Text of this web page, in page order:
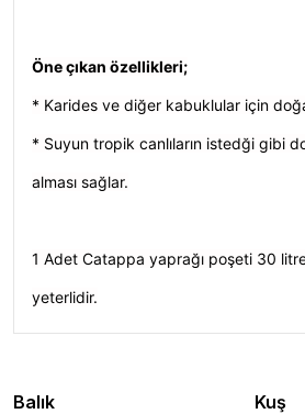
Öne çıkan özellikleri;
* Karides ve diğer kabuklular için
* Suyun tropik canlıların istedği gibi
alması sağlar.
1 Adet Catappa yaprağı poşeti 30
yeterlidir.
Balık Kuş